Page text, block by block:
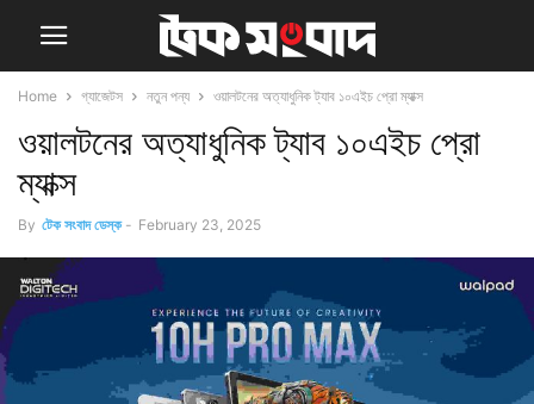
Home গ্যাজেটস নতুন পন্য ওয়ালটনের অত্যাধুনিক ট্যাব ১০এইচ প্রো ম্যাক্স
ওয়ালটনের অত্যাধুনিক ট্যাব ১০এইচ প্রো
ম্যাক্স
By টেক সংবাদ ডেস্ক - February 23, 2025